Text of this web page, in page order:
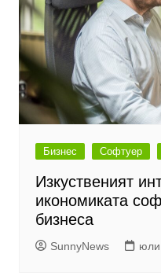
Бизнес Софтуер
Изкуственият
икономиката
бизнеса
SunnyNews